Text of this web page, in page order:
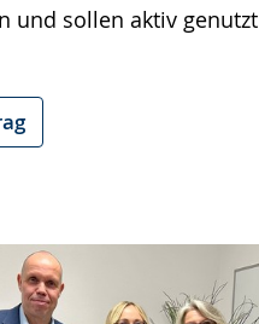
und sollen aktiv genutzt